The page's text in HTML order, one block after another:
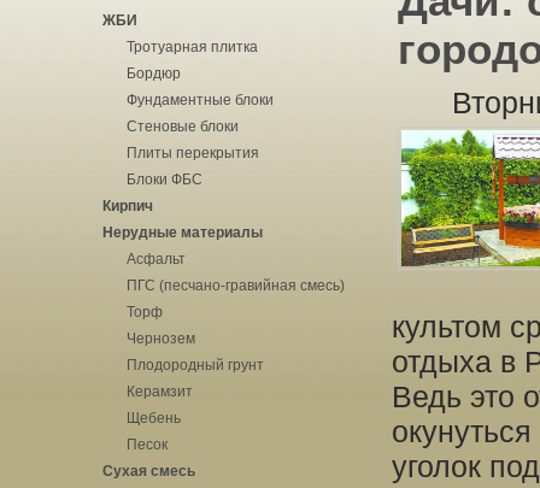
ЖБИ
Тротуарная плитка
Бордюр
Фундаментные блоки
Стеновые блоки
Плиты перекрытия
Блоки ФБС
Кирпич
Нерудные материалы
Асфальт
ПГС (песчано-гравийная смесь)
Торф
Чернозем
Плодородный грунт
Керамзит
Щебень
Песок
Сухая смесь
культом
отдыха в
Ведь это
уголок